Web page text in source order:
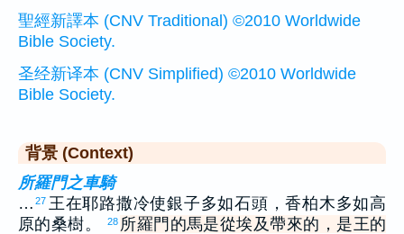
聖經新譯本 (CNV Traditional) ©2010 Worldwide
Bible Society.
圣经新译本 (CNV Simplified) ©2010 Worldwide
Bible Society.
背景 (Context)
所羅門之車騎
… 27 王在耶路撒冷使銀子多如石頭，香柏木多如高
原的桑樹。
28 所羅門的馬是從埃及帶來的，是王的